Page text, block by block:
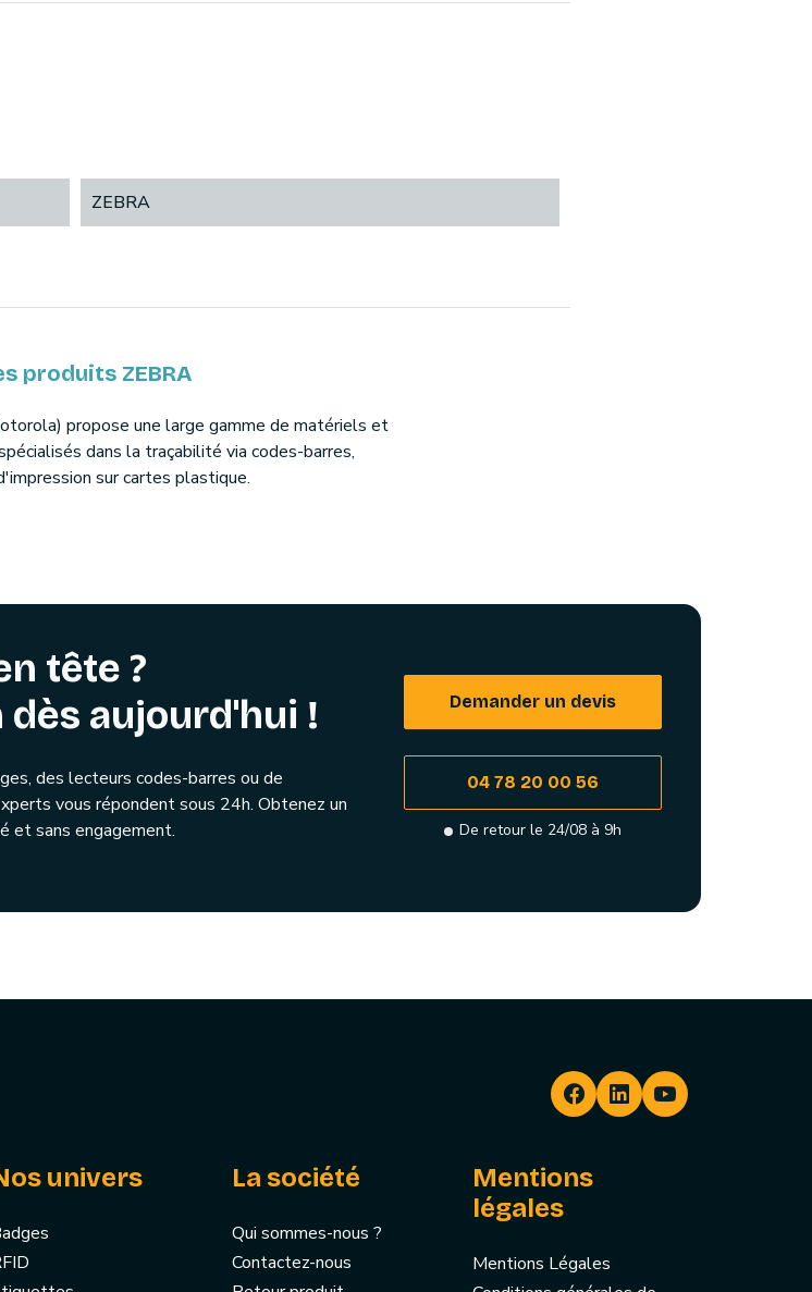
ZEBRA
produits ZEBRA
propose une large gamme de matériels et
dans la traçabilité via codes-barres,
sur cartes plastique.
tête ?
dès aujourd'hui !
des lecteurs codes-barres ou de
vous répondent sous 24h. Obtenez un
et sans engagement.
Demander un devis
04 78 20 00 56
De retour le 24/08 à 9h
univers La société
Qui sommes-nous ?
Contactez-nous
Mentions
légales
Mentions Légales